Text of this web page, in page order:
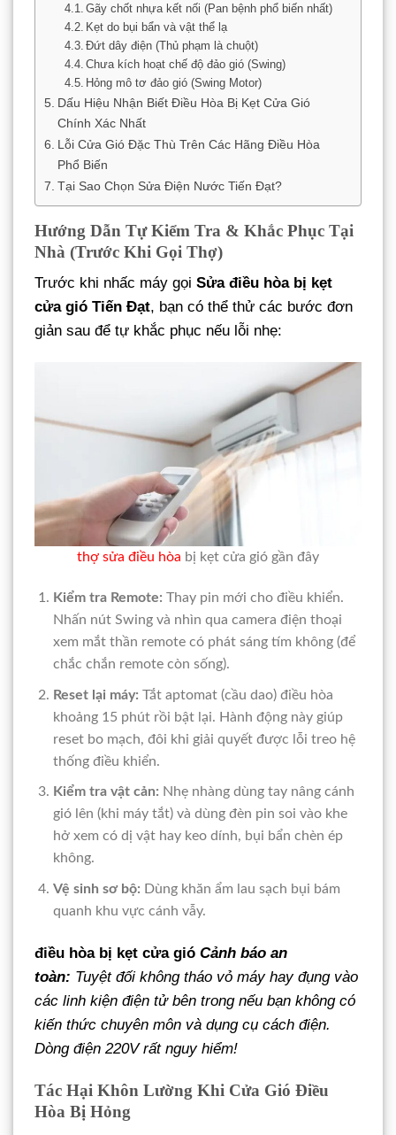
Gãy chốt nhựa kết nối (Pan bệnh phổ biến nhất)
Kẹt do bụi bẩn và vật thể lạ
Đứt dây điện (Thủ phạm là chuột)
Chưa kích hoạt chế độ đảo gió (Swing)
Hỏng mô tơ đảo gió (Swing Motor)
Dấu Hiệu Nhận Biết Điều Hòa Bị Kẹt Cửa Gió
Chính Xác Nhất
Lỗi Cửa Gió Đặc Thù Trên Các Hãng Điều Hòa
Phổ Biến
Tại Sao Chọn Sửa Điện Nước Tiến Đạt?
Hướng Dẫn Tự Kiểm Tra & Khắc Phục Tại
Nhà (Trước Khi Gọi Thợ)
Trước khi nhấc máy gọi Sửa điều hòa bị kẹt
cửa gió Tiến Đạt, bạn có thể thử các bước đơn
giản sau để tự khắc phục nếu lỗi nhẹ:
thợ sửa điều hòa bị kẹt cửa gió gần đây
Kiểm tra Remote: Thay pin mới cho điều khiển.
Nhấn nút Swing và nhìn qua camera điện thoại
xem mắt thần remote có phát sáng tím không (để
chắc chắn remote còn sống).
Reset lại máy: Tắt aptomat (cầu dao) điều hòa
khoảng 15 phút rồi bật lại. Hành động này giúp
reset bo mạch, đôi khi giải quyết được lỗi treo hệ
thống điều khiển.
Kiểm tra vật cản: Nhẹ nhàng dùng tay nâng cánh
gió lên (khi máy tắt) và dùng đèn pin soi vào khe
hở xem có dị vật hay keo dính, bụi bẩn chèn ép
không.
Vệ sinh sơ bộ: Dùng khăn ẩm lau sạch bụi bám
quanh khu vực cánh vẫy.
điều hòa bị kẹt cửa gió Cảnh báo an
toàn: Tuyệt đối không tháo vỏ máy hay đụng vào
các linh kiện điện tử bên trong nếu bạn không có
kiến thức chuyên môn và dụng cụ cách điện.
Dòng điện 220V rất nguy hiểm!
Tác Hại Khôn Lường Khi Cửa Gió Điều
Hòa Bị Hỏng